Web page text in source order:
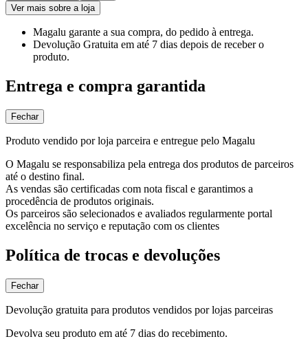
Ver mais sobre a loja
Magalu garante a sua compra, do pedido à entrega.
Devolução Gratuita em até 7 dias depois de receber o
produto.
Entrega e compra garantida
Fechar
Produto vendido por loja parceira e entregue pelo Magalu
O Magalu se responsabiliza pela entrega dos produtos de parceiros
até o destino final.
As vendas são certificadas com nota fiscal e garantimos a
procedência de produtos originais.
Os parceiros são selecionados e avaliados regularmente portal
excelência no serviço e reputação com os clientes
Política de trocas e devoluções
Fechar
Devolução gratuita para produtos vendidos por lojas parceiras
Devolva seu produto em até 7 dias do recebimento.